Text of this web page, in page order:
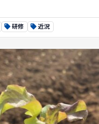
研修 近況